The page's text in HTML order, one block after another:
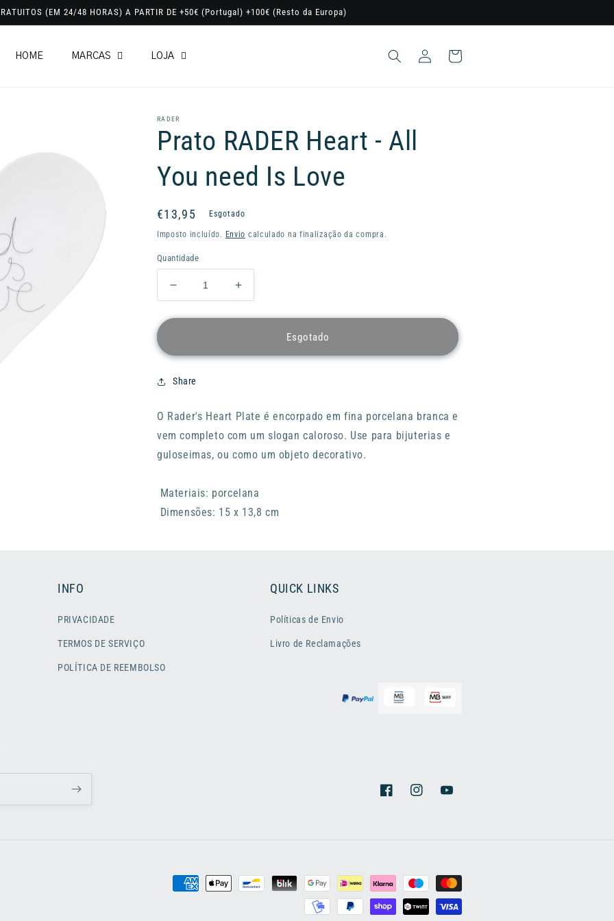
(EM 24/48 HORAS) A PARTIR DE +50€ (Portugal) +100€ (Resto da Europa)
HOME MARCAS LOJA
sessão
Carrinho
RADER
Prato RADER Heart - All
You need Is Love
Preço
normal
€13,95 Esgotado
Imposto incluído. Envio calculado na finalização da compra.
Quantidade
Diminuir
a
quantidade
RADER
Heart
You
need
Is
Aumentar
a
quantidade
RADER
You
need
Is
Esgotado
Share
O Rader's Heart Plate é encorpado em fina porcelana branca e
vem completo com um slogan caloroso. Use para bijuterias e
guloseimas, ou como um objeto decorativo.
Materiais: porcelana
Dimensões: 15 x 13,8 cm
INFO
PRIVACIDADE
TERMOS DE SERVIÇO
POLÍTICA DE REEMBOLSO
QUICK LINKS
Políticas de Envio
Livro de Reclamações
FacebookInstagramYouTube
Métodos